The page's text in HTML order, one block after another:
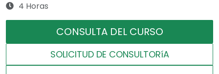
4 Horas
CONSULTA DEL CURSO
SOLICITUD DE CONSULTORíA